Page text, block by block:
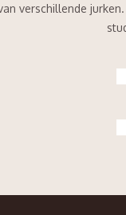
verschillende